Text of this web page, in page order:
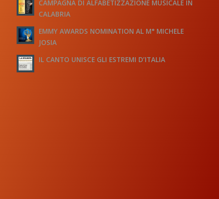
CAMPAGNA DI ALFABETIZZAZIONE MUSICALE IN
CALABRIA
EMMY AWARDS NOMINATION AL M° MICHELE
JOSIA
IL CANTO UNISCE GLI ESTREMI D’ITALIA